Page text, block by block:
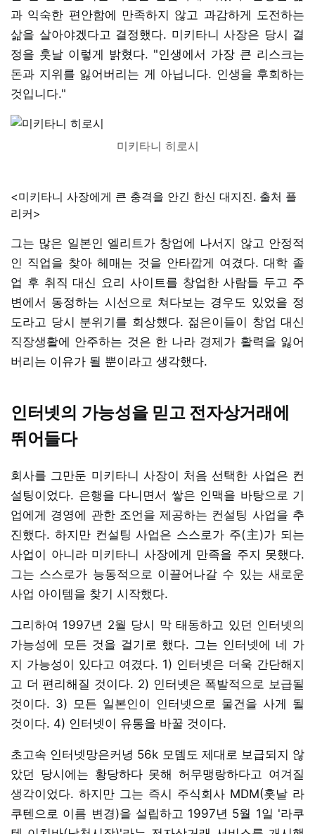
과 익숙한 편안함에 만족하지 않고 과감하게 도전하는
삶을 살아야겠다고 결정했다. 미키타니 사장은 당시 결
정을 훗날 이렇게 밝혔다. "인생에서 가장 큰 리스크는
돈과 지위를 잃어버리는 게 아닙니다. 인생을 후회하는
것입니다."
미키타니 히로시
<미키타니 사장에게 큰 충격을 안긴 한신 대지진. 출처 플
리커>
그는 많은 일본인 엘리트가 창업에 나서지 않고 안정적
인 직업을 찾아 헤매는 것을 안타깝게 여겼다. 대학 졸
업 후 취직 대신 요리 사이트를 창업한 사람들 두고 주
변에서 동정하는 시선으로 쳐다보는 경우도 있었을 정
도라고 당시 분위기를 회상했다. 젊은이들이 창업 대신
직장생활에 안주하는 것은 한 나라 경제가 활력을 잃어
버리는 이유가 될 뿐이라고 생각했다.
인터넷의 가능성을 믿고 전자상거래에
뛰어들다
회사를 그만둔 미키타니 사장이 처음 선택한 사업은 컨
설팅이었다. 은행을 다니면서 쌓은 인맥을 바탕으로 기
업에게 경영에 관한 조언을 제공하는 컨설팅 사업을 추
진했다. 하지만 컨설팅 사업은 스스로가 주(主)가 되는
사업이 아니라 미키타니 사장에게 만족을 주지 못했다.
그는 스스로가 능동적으로 이끌어나갈 수 있는 새로운
사업 아이템을 찾기 시작했다.
그리하여 1997년 2월 당시 막 태동하고 있던 인터넷의
가능성에 모든 것을 걸기로 했다. 그는 인터넷에 네 가
지 가능성이 있다고 여겼다. 1) 인터넷은 더욱 간단해지
고 더 편리해질 것이다. 2) 인터넷은 폭발적으로 보급될
것이다. 3) 모든 일본인이 인터넷으로 물건을 사게 될
것이다. 4) 인터넷이 유통을 바꿀 것이다.
초고속 인터넷망은커녕 56k 모뎀도 제대로 보급되지 않
았던 당시에는 황당하다 못해 허무맹랑하다고 여겨질
생각이었다. 하지만 그는 즉시 주식회사 MDM(훗날 라
쿠텐으로 이름 변경)을 설립하고 1997년 5월 1일 '라쿠